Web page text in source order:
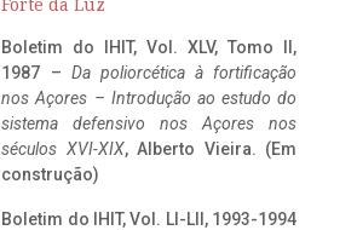
Forte da Luz
Boletim do IHIT, Vol. XLV, Tomo II,
1987 – Da poliorcética à fortificação
nos Açores – Introdução ao estudo do
sistema defensivo nos Açores nos
séculos XVI-XIX, Alberto Vieira. (Em
construção)
Boletim do IHIT, Vol. LI-LII, 1993-1994